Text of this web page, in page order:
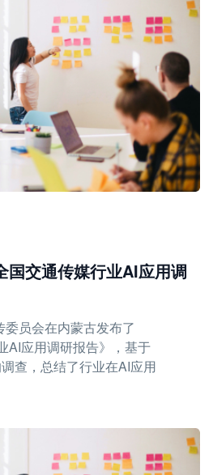
国交通传媒行业AI应用调
员会在内蒙古发布了
AI应用调研报告》，基于
查，总结了行业在AI应用